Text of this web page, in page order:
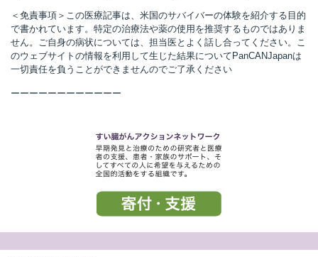
＜免責事項＞この医療記事は、米国のサバイバーの体験を紹介する目的
で書かれています。特定の治療法や薬の使用を推奨するものではありま
せん。ご自身の病状については、担当医とよく話し合ってください。こ
のウェブサイトの情報を利用して生じた結果についてPanCANJapanは
一切責任を負うことができませんのでご了承ください
ーーーーーーーーーーーー